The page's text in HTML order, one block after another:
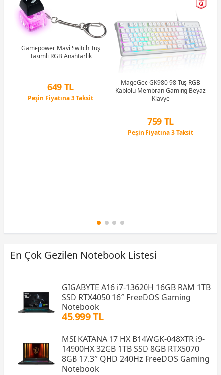
Gamepower Mavi Switch Tuş
Takımlı RGB Anahtarlık
649 TL
Peşin Fiyatına 3 Taksit
MageGee GK980 98 Tuş RGB
Kablolu Membran Gaming Beyaz
Klavye
759 TL
Peşin Fiyatına 3 Taksit
En Çok Gezilen Notebook Listesi
GIGABYTE A16 i7-13620H 16GB RAM 1TB
SSD RTX4050 16″ FreeDOS Gaming
Notebook
45.999 TL
MSI KATANA 17 HX B14WGK-048XTR i9-
14900HX 32GB 1TB SSD 8GB RTX5070
8GB 17.3″ QHD 240Hz FreeDOS Gaming
Notebook